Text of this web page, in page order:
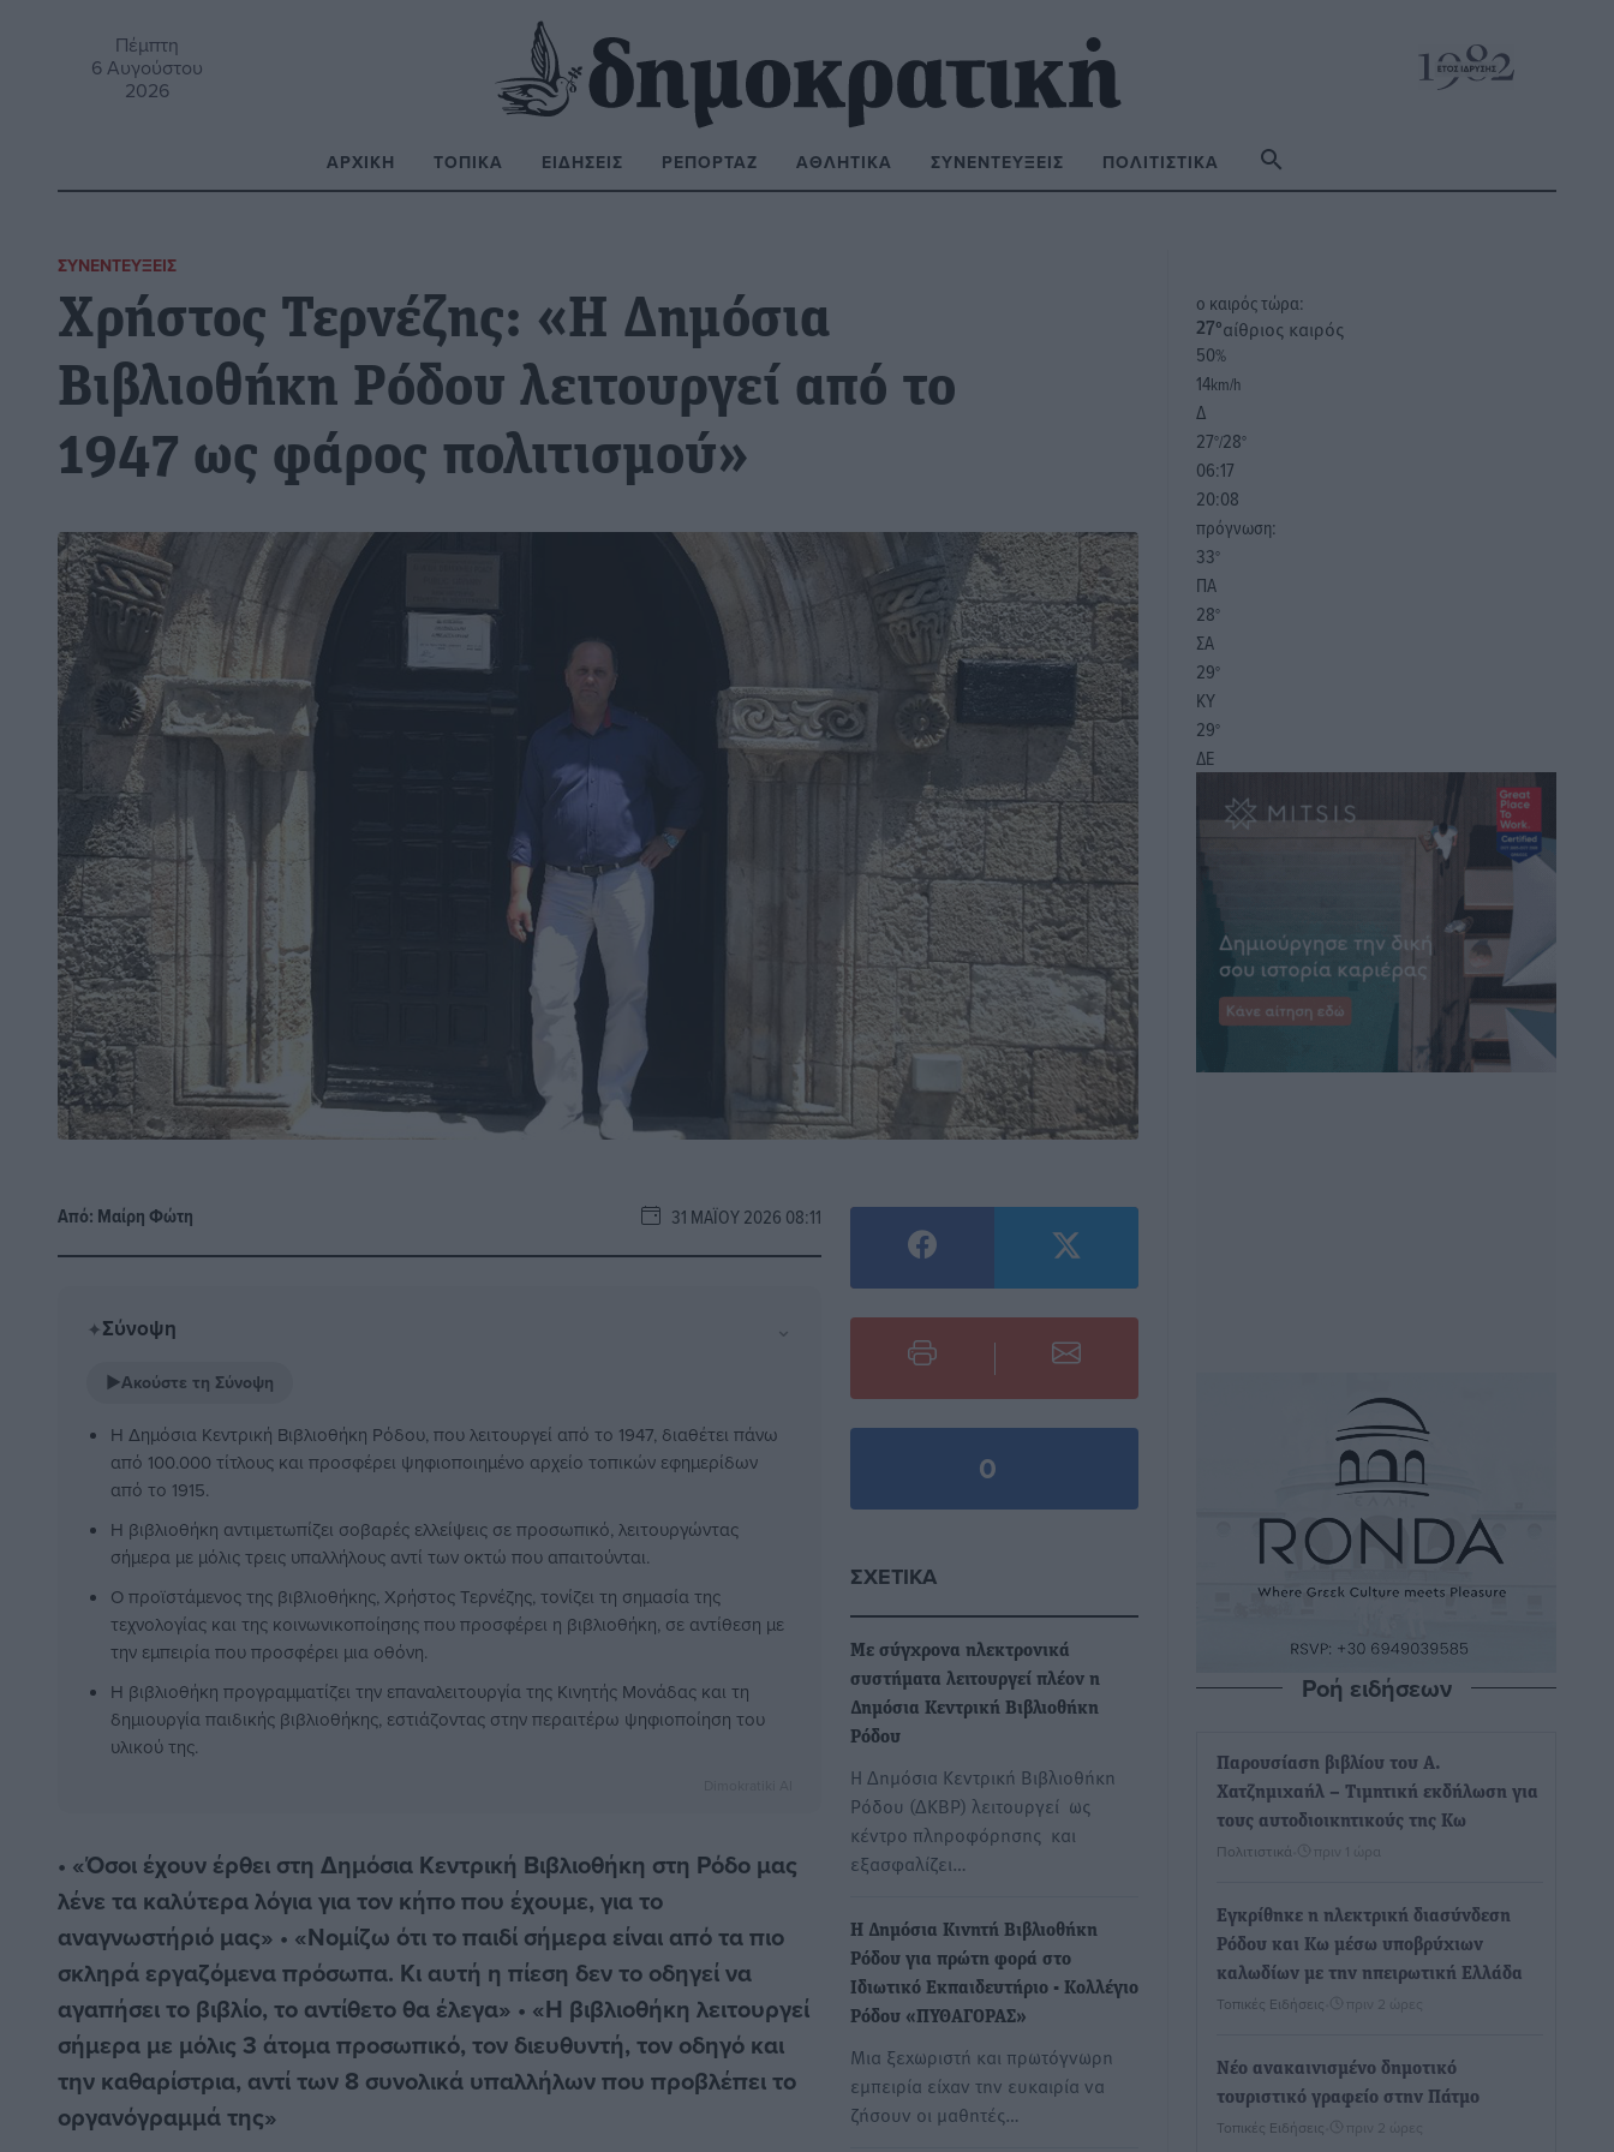
Πέμπτη
6 Αυγούστου
2026
ΑΡΧΙΚΉ ΤΟΠΙΚΆ ΕΙΔΉΣΕΙΣ ΡΕΠΟΡΤΆΖ ΑΘΛΗΤΙΚΆ ΣΥΝΕΝΤΕΎΞΕΙΣ ΠΟΛΙΤΙΣΤΙΚΆ
ΣΥΝΕΝΤΕΎΞΕΙΣ
Χρήστος Τερνέζης: «Η Δημόσια
Βιβλιοθήκη Ρόδου λειτουργεί από το
1947 ως φάρος πολιτισμού»
Από: Μαίρη Φώτη 31 ΜΑΪ́ΟΥ 2026 08:11
✦Σύνοψη ⌄
▶Ακούστε τη Σύνοψη
Η Δημόσια Κεντρική Βιβλιοθήκη Ρόδου, που λειτουργεί από το 1947, διαθέτει πάνω
από 100.000 τίτλους και προσφέρει ψηφιοποιημένο αρχείο τοπικών εφημερίδων
από το 1915.
Η βιβλιοθήκη αντιμετωπίζει σοβαρές ελλείψεις σε προσωπικό, λειτουργώντας
σήμερα με μόλις τρεις υπαλλήλους αντί των οκτώ που απαιτούνται.
Ο προϊστάμενος της βιβλιοθήκης, Χρήστος Τερνέζης, τονίζει τη σημασία της
τεχνολογίας και της κοινωνικοποίησης που προσφέρει η βιβλιοθήκη, σε αντίθεση με
την εμπειρία που προσφέρει μια οθόνη.
Η βιβλιοθήκη προγραμματίζει την επαναλειτουργία της Κινητής Μονάδας και τη
δημιουργία παιδικής βιβλιοθήκης, εστιάζοντας στην περαιτέρω ψηφιοποίηση του
υλικού της.
• «Όσοι έχουν έρθει στη Δημόσια Κεντρική Βιβλιοθήκη στη Ρόδο μας
λένε τα καλύτερα λόγια για τον κήπο που έχουμε, για το
αναγνωστήριό μας» • «Νομίζω ότι το παιδί σήμερα είναι από τα πιο
σκληρά εργαζόμενα πρόσωπα. Κι αυτή η πίεση δεν το οδηγεί να
αγαπήσει το βιβλίο, το αντίθετο θα έλεγα» • «Η βιβλιοθήκη λειτουργεί
σήμερα με μόλις 3 άτομα προσωπικό, τον διευθυντή, τον οδηγό και
την καθαρίστρια, αντί των 8 συνολικά υπαλλήλων που προβλέπει το
οργανόγραμμά της»
0
ΣΧΕΤΙΚΆ
Με σύγχρονα ηλεκτρονικά
συστήματα λειτουργεί πλέον η
Δημόσια Κεντρική Βιβλιοθήκη
Ρόδου
Η Δημόσια Κεντρική Βιβλιοθήκη
Ρόδου (ΔΚΒΡ) λειτουργεί ως
κέντρο πληροφόρησης και
εξασφαλίζει…
Η Δημόσια Κινητή Βιβλιοθήκη
Ρόδου για πρώτη φορά στο
Ιδιωτικό Εκπαιδευτήριο - Kολλέγιο
Ρόδου «ΠΥΘΑΓΟΡΑΣ»
Μια ξεχωριστή και πρωτόγνωρη
εμπειρία είχαν την ευκαιρία να
ζήσουν οι μαθητές…
o καιρός τώρα:
27°αίθριος καιρός
50%
14km/h
Δ
27°/28°
06:17
20:08
πρόγνωση:
33°
ΠΑ
28°
ΣΑ
29°
ΚΥ
29°
ΔΕ
Ροή ειδήσεων
Παρουσίαση βιβλίου του Α.
Χατζημιχαήλ – Τιμητική εκδήλωση για
τους αυτοδιοικητικούς της Κω
Πολιτιστικά πριν 1 ώρα
Εγκρίθηκε η ηλεκτρική διασύνδεση
Ρόδου και Κω μέσω υποβρύχιων
καλωδίων με την ηπειρωτική Ελλάδα
Τοπικές Ειδήσεις πριν 2 ώρες
Νέο ανακαινισμένο δημοτικό
τουριστικό γραφείο στην Πάτμο
Τοπικές Ειδήσεις πριν 2 ώρες